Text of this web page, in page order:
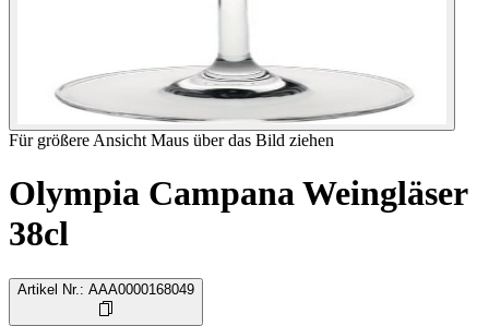
Für größere Ansicht Maus über das Bild ziehen
Olympia Campana Weingläser
38cl
Artikel Nr. : AAA0000168049